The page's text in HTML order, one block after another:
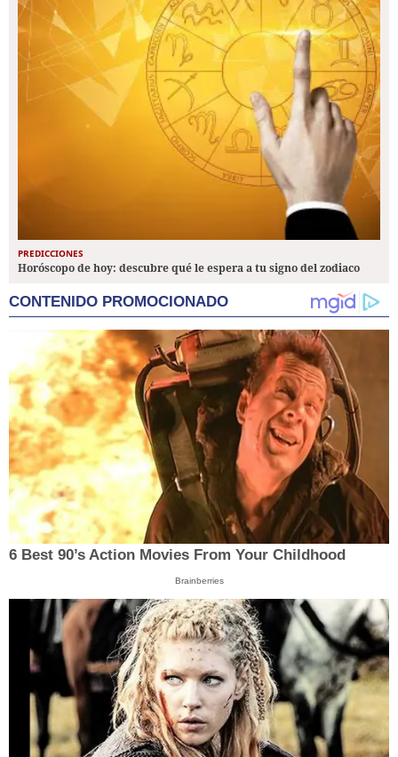
PREDICCIONES
Horóscopo de hoy: descubre qué le espera a tu signo del zodiaco
CONTENIDO PROMOCIONADO
6 Best 90’s Action Movies From Your Childhood
Brainberries